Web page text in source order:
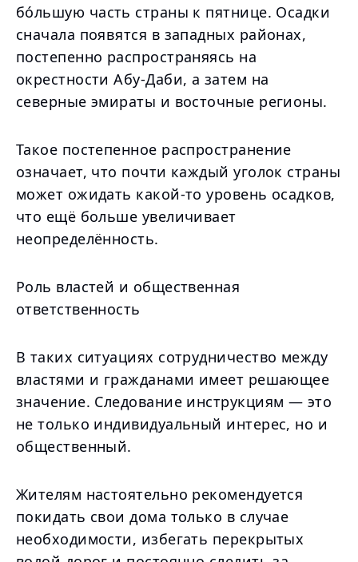
бо́льшую часть страны к пятнице. Осадки
сначала появятся в западных районах,
постепенно распространяясь на
окрестности Абу-Даби, а затем на
северные эмираты и восточные регионы.
Такое постепенное распространение
означает, что почти каждый уголок страны
может ожидать какой-то уровень осадков,
что ещё больше увеличивает
неопределённость.
Роль властей и общественная
ответственность
В таких ситуациях сотрудничество между
властями и гражданами имеет решающее
значение. Следование инструкциям — это
не только индивидуальный интерес, но и
общественный.
Жителям настоятельно рекомендуется
покидать свои дома только в случае
необходимости, избегать перекрытых